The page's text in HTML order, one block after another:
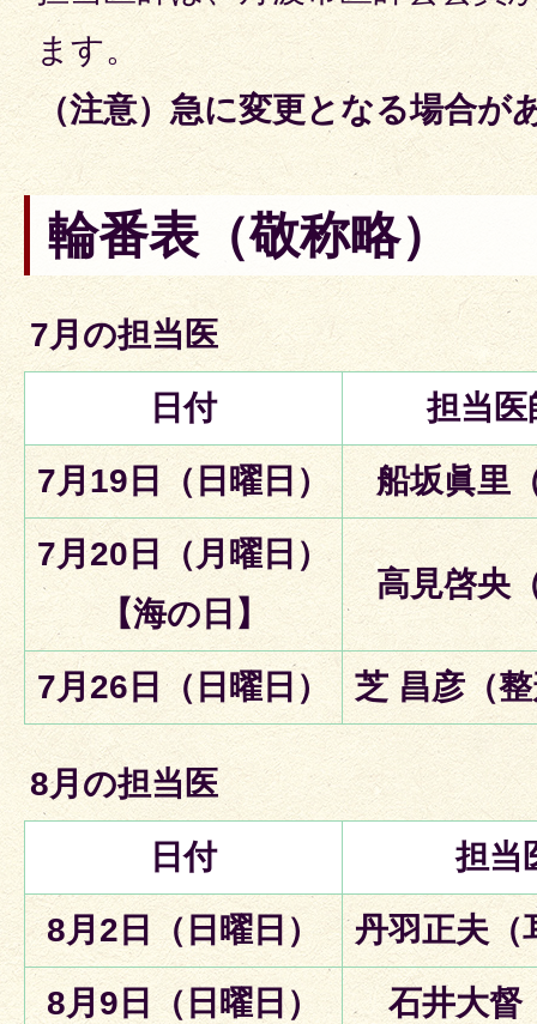
ます。
（注意）急に変更となる場合が
輪番表（敬称略）
7月の担当医
日付
担当医
7月19日（日曜日）
船坂眞里
7月20日（月曜日）
【海の日】
高見啓央
7月26日（日曜日） 芝 昌彦（
8月の担当医
日付
担当
8月2日（日曜日）
丹羽正夫（
8月9日（日曜日）
石井大督